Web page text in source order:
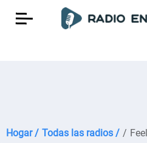
Hogar / Todas las radios / /